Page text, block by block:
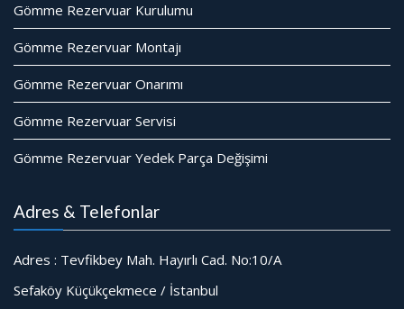
Gömme Rezervuar Kurulumu
Gömme Rezervuar Montajı
Gömme Rezervuar Onarımı
Gömme Rezervuar Servisi
Gömme Rezervuar Yedek Parça Değişimi
Adres & Telefonlar
Adres : Tevfikbey Mah. Hayırlı Cad. No:10/A
Sefaköy Küçükçekmece / İstanbul